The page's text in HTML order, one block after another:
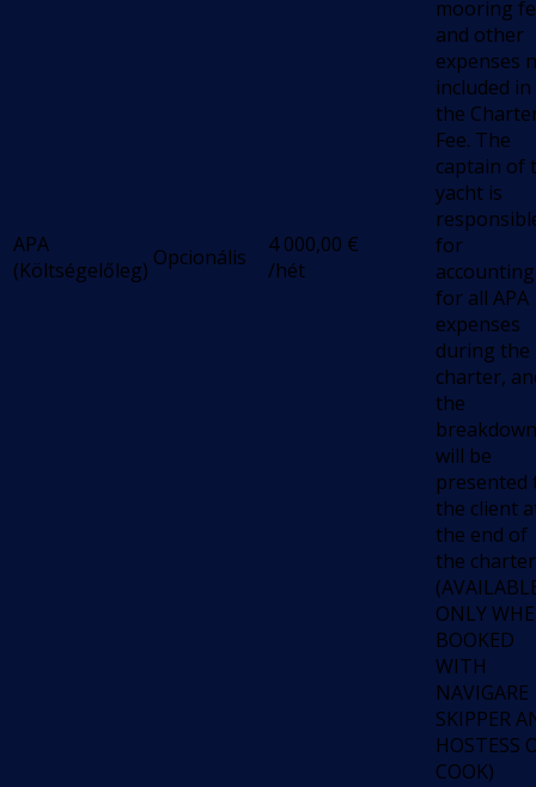
APA
(Költségelőleg) Opcionális 4 000,00 €
/hét
mooring
and other
expenses
included in
the
Fee. The
captain of
yacht is
for
accounting
for all APA
expenses
during the
charter,
the
breakdown
will be
presented
the client
the end of
the
ONLY
BOOKED
WITH
NAVIGARE
SKIPPER
HOSTESS
COOK)